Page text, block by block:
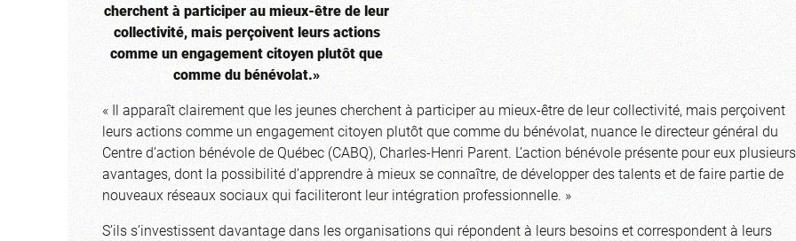
cherchent à participer au mieux-être de leur
collectivité, mais perçoivent leurs actions
comme un engagement citoyen plutôt que
comme du bénévolat.»
« Il apparaît clairement que les jeunes cherchent à participer au mieux-être de leur collectivité, mais perçoivent
leurs actions comme un engagement citoyen plutôt que comme du bénévolat, nuance le directeur général du
Centre d’action bénévole de Québec (CABQ), Charles-Henri Parent. L’action bénévole présente pour eux plusieurs
avantages, dont la possibilité d’apprendre à mieux se connaître, de développer des talents et de faire partie de
nouveaux réseaux sociaux qui faciliteront leur intégration professionnelle. »
S’ils s’investissent davantage dans les organisations qui répondent à leurs besoins et correspondent à leurs